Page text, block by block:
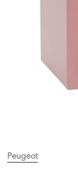
Peugeot